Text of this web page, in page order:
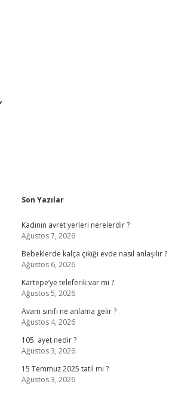
Sidebar
Son Yazılar
Kadının avret yerleri nerelerdir ?
Ağustos 7, 2026
Bebeklerde kalça çıkığı evde nasıl anlaşılır ?
Ağustos 6, 2026
Kartepe’ye teleferik var mı ?
Ağustos 5, 2026
Avam sınıfı ne anlama gelir ?
Ağustos 4, 2026
105. ayet nedir ?
Ağustos 3, 2026
15 Temmuz 2025 tatil mi ?
Ağustos 3, 2026